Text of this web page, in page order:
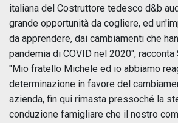
italiana del Costruttore tedesco d&b
grande opportunità da cogliere, ed
da apprendere, dai cambiamenti che
pandemia di COVID nel 2020",
"Mio fratello Michele ed io abbiamo
determinazione in favore del
azienda, fin qui rimasta pressoché la
conduzione famigliare che il nostro